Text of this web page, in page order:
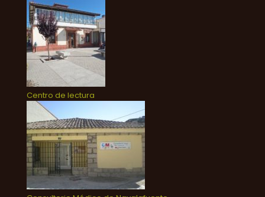
Centro de lectura